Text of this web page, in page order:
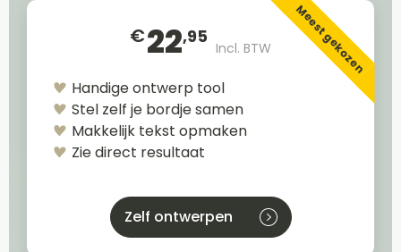
€22,95
Incl. BTW Meest gekozen
Handige ontwerp tool
Stel zelf je bordje samen
Makkelijk tekst opmaken
Zie direct resultaat
Zelf ontwerpen